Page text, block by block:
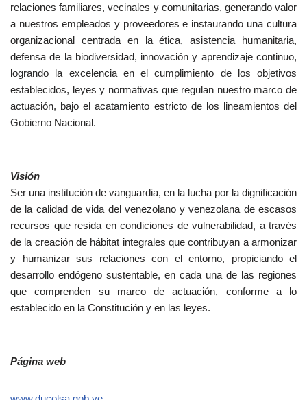
relaciones familiares, vecinales y comunitarias, generando valor
a nuestros empleados y proveedores e instaurando una cultura
organizacional centrada en la ética, asistencia humanitaria,
defensa de la biodiversidad, innovación y aprendizaje continuo,
logrando la excelencia en el cumplimiento de los objetivos
establecidos, leyes y normativas que regulan nuestro marco de
actuación, bajo el acatamiento estricto de los lineamientos del
Gobierno Nacional.
Visión
Ser una institución de vanguardia, en la lucha por la dignificación
de la calidad de vida del venezolano y venezolana de escasos
recursos que resida en condiciones de vulnerabilidad, a través
de la creación de hábitat integrales que contribuyan a armonizar
y humanizar sus relaciones con el entorno, propiciando el
desarrollo endógeno sustentable, en cada una de las regiones
que comprenden su marco de actuación, conforme a lo
establecido en la Constitución y en las leyes.
Página web